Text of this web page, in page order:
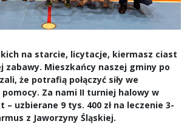
na starcie, licytacje, kiermasz ciast
zabawy. Mieszkańcy naszej gminy po
że potrafią połączyć siły we
Za nami II turniej halowy w
– uzbierane 9 tys. 400 zł na leczenie 3-
z Jaworzyny Śląskiej.